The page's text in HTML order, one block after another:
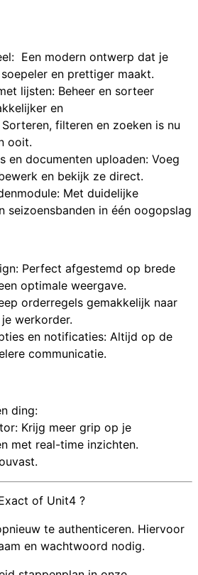
Een modern ontwerp dat je
en prettiger maakt.
lijsten: Beheer en sorteer
en
filteren en zoeken is nu
ooit.
en documenten uploaden: Voeg
en bekijk ze direct.
Met duidelijke
seizoensbanden in één oogopslag
Perfect afgestemd op brede
optimale weergave.
orderregels gemakkelijk naar
werkorder.
en notificaties: Altijd op de
communicatie.
ding:
Krijg meer grip op je
met real-time inzichten.
of Unit4 ?
te authenticeren. Hiervoor
en wachtwoord nodig.